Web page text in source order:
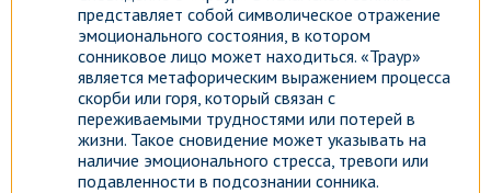
представляет собой символическое отражение
эмоционального состояния, в котором
сонниковое лицо может находиться. «Траур»
является метафорическим выражением процесса
скорби или горя, который связан с
переживаемыми трудностями или потерей в
жизни. Такое сновидение может указывать на
наличие эмоционального стресса, тревоги или
подавленности в подсознании сонника.